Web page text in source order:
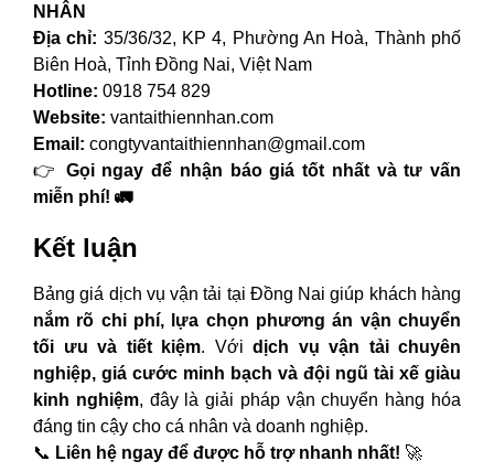
NHÂN
Địa chỉ: 35/36/32, KP 4, Phường An Hoà, Thành phố
Biên Hoà, Tỉnh Đồng Nai, Việt Nam
Hotline: 0918 754 829
Website: vantaithiennhan.com
Email: congtyvantaithiennhan@gmail.com
👉 Gọi ngay để nhận báo giá tốt nhất và tư vấn
miễn phí! 🚛
Kết luận
Bảng giá dịch vụ vận tải tại Đồng Nai giúp khách hàng
nắm rõ chi phí, lựa chọn phương án vận chuyển
tối ưu và tiết kiệm. Với dịch vụ vận tải chuyên
nghiệp, giá cước minh bạch và đội ngũ tài xế giàu
kinh nghiệm, đây là giải pháp vận chuyển hàng hóa
đáng tin cậy cho cá nhân và doanh nghiệp.
📞 Liên hệ ngay để được hỗ trợ nhanh nhất! 🚀